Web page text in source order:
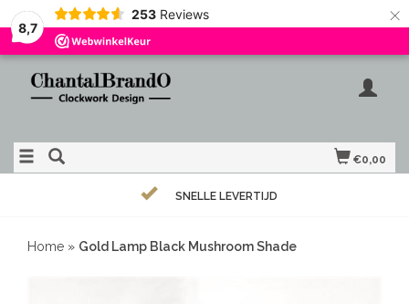
8,7
253 Reviews ×
€0,00
SNELLE LEVERTIJD
Home » Gold Lamp Black Mushroom Shade